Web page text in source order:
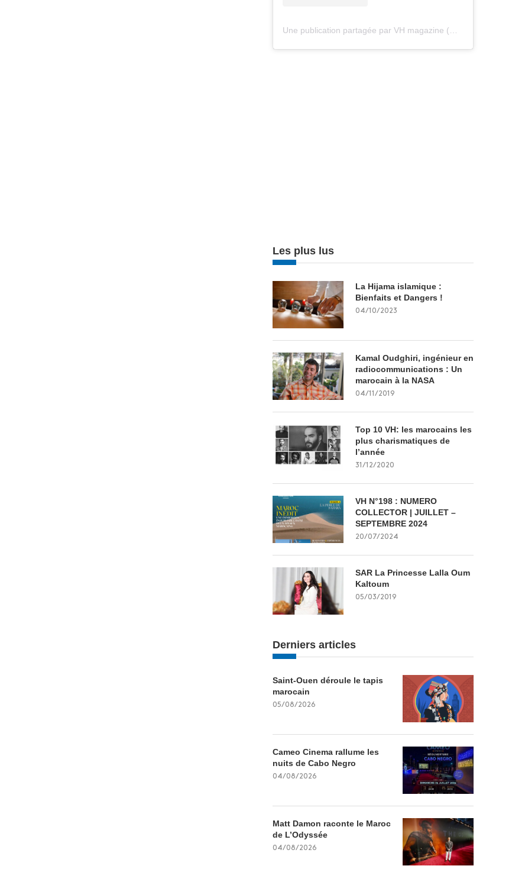
Les plus lus
La Hijama islamique :
Bienfaits et Dangers !
04/10/2023
Kamal Oudghiri, ingénieur en
radiocommunications : Un
marocain à la NASA
04/11/2019
Top 10 VH: les marocains les
plus charismatiques de
l’année
31/12/2020
VH N°198 : NUMERO
COLLECTOR | JUILLET –
SEPTEMBRE 2024
20/07/2024
SAR La Princesse Lalla Oum
Kaltoum
05/03/2019
Derniers articles
Saint-Ouen déroule le tapis
marocain
05/08/2026
Cameo Cinema rallume les
nuits de Cabo Negro
04/08/2026
Matt Damon raconte le Maroc
de L’Odyssée
04/08/2026